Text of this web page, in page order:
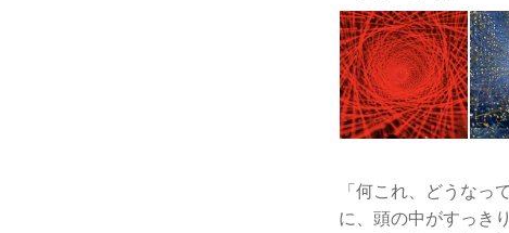
「何これ、どうな
に、頭の中がすっき